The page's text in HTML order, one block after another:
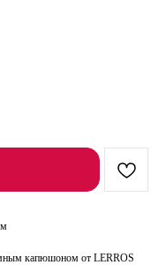
капюшоном от LERROS